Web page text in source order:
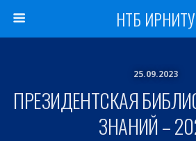
НТБ ИРНИТУ
25.09.2023
ПРЕЗИДЕНТСКАЯ
ЗНАНИЙ –